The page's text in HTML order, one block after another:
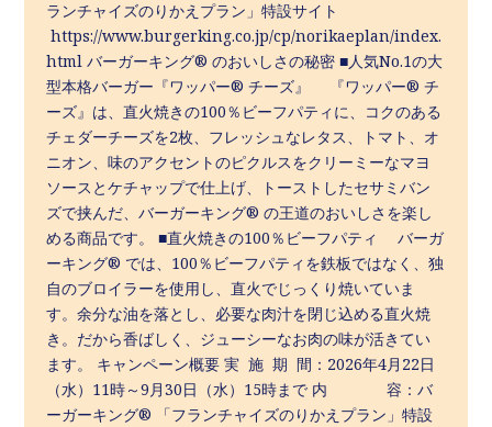
ランチャイズのりかえプラン」特設サイト
https://www.burgerking.co.jp/cp/norikaeplan/index.
html バーガーキング® のおいしさの秘密 ■人気No.1の大
型本格バーガー『ワッパー® チーズ』 『ワッパー® チ
ーズ』は、直火焼きの100％ビーフパティに、コクのある
チェダーチーズを2枚、フレッシュなレタス、トマト、オ
ニオン、味のアクセントのピクルスをクリーミーなマヨ
ソースとケチャップで仕上げ、トーストしたセサミバン
ズで挟んだ、バーガーキング® の王道のおいしさを楽し
める商品です。 ■直火焼きの100％ビーフパティ バーガ
ーキング® では、100％ビーフパティを鉄板ではなく、独
自のブロイラーを使用し、直火でじっくり焼いていま
す。余分な油を落とし、必要な肉汁を閉じ込める直火焼
き。だから香ばしく、ジューシーなお肉の味が活きてい
ます。 キャンペーン概要 実 施 期 間：2026年4月22日
（水）11時～9月30日（水）15時まで 内 容：バ
ーガーキング® 「フランチャイズのりかえプラン」特設